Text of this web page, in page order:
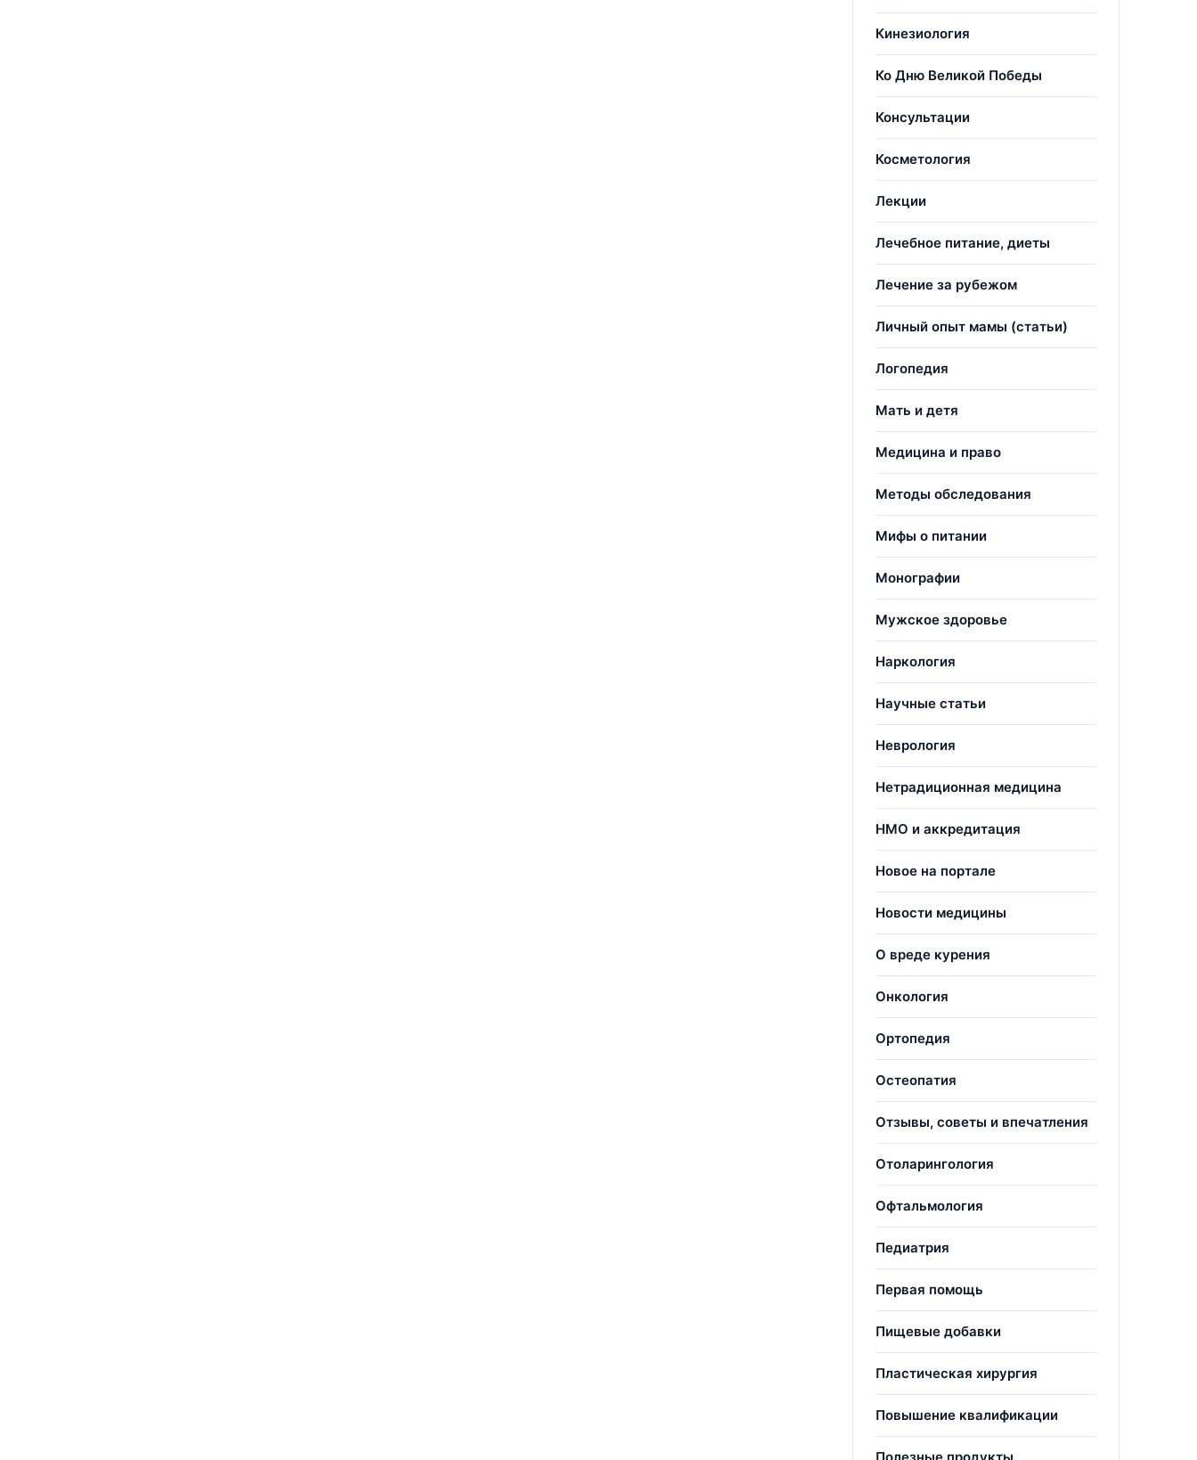
Кинезиология
Ко Дню Великой Победы
Консультации
Косметология
Лекции
Лечебное питание, диеты
Лечение за рубежом
Личный опыт мамы (статьи)
Логопедия
Мать и детя
Медицина и право
Методы обследования
Мифы о питании
Монографии
Мужское здоровье
Наркология
Научные статьи
Неврология
Нетрадиционная медицина
НМО и аккредитация
Новое на портале
Новости медицины
О вреде курения
Онкология
Ортопедия
Остеопатия
Отзывы, советы и впечатления
Отоларингология
Офтальмология
Педиатрия
Первая помощь
Пищевые добавки
Пластическая хирургия
Повышение квалификации